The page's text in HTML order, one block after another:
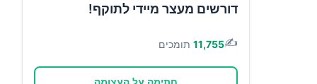
דורשים מעצר מיידי לתוקף!
✍️
11,755 תומכים